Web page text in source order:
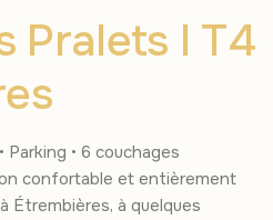
Pralets I T4
Parking • 6 couchages
confortable et entièrement
Étrembières, à quelques